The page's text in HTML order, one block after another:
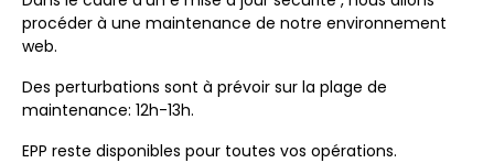
procéder à une maintenance de notre environnement
web.
Des perturbations sont à prévoir sur la plage de
maintenance: 12h-13h.
EPP reste disponibles pour toutes vos opérations.